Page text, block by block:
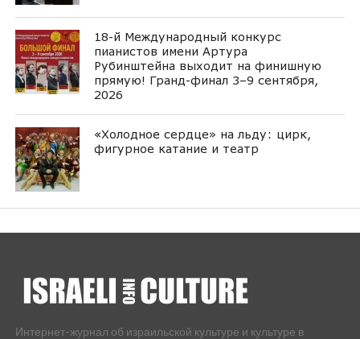
18-й Международный конкурс
пианистов имени Артура
Рубинштейна выходит на финишную
прямую! Гранд-финал 3–9 сентября,
2026
«Холодное сердце» на льду: цирк,
фигурное катание и театр
Интернет-журнал об израильской культуре и культуре в